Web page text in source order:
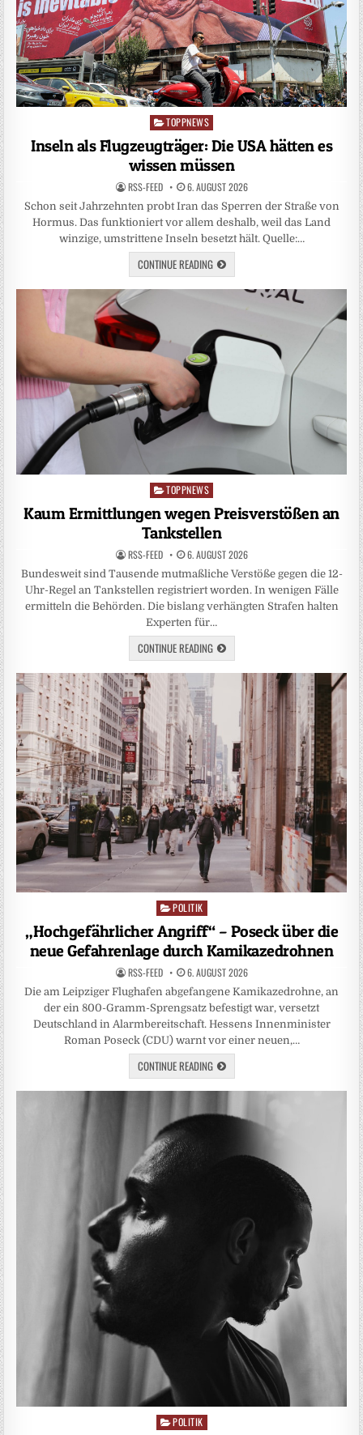
Posted
TOPPNEWS
Inseln als Flugzeugträger: Die USA hätten es
wissen müssen
RSS-FEED 6. AUGUST 2026
Schon seit Jahrzehnten probt Iran das Sperren der Straße von
Hormus. Das funktioniert vor allem deshalb, weil das Land
winzige, umstrittene Inseln besetzt hält. Quelle:…
CONTINUE READING
Posted
TOPPNEWS
Kaum Ermittlungen wegen Preisverstößen an
Tankstellen
RSS-FEED 6. AUGUST 2026
Bundesweit sind Tausende mutmaßliche Verstöße gegen die 12-
Uhr-Regel an Tankstellen registriert worden. In wenigen Fälle
ermitteln die Behörden. Die bislang verhängten Strafen halten
Experten für…
CONTINUE READING
Posted
in
POLITIK
„Hochgefährlicher Angriff“ – Poseck über die
neue Gefahrenlage durch Kamikazedrohnen
RSS-FEED 6. AUGUST 2026
Die am Leipziger Flughafen abgefangene Kamikazedrohne, an
der ein 800-Gramm-Sprengsatz befestigt war, versetzt
Deutschland in Alarmbereitschaft. Hessens Innenminister
Roman Poseck (CDU) warnt vor einer neuen,…
CONTINUE READING
Posted
POLITIK